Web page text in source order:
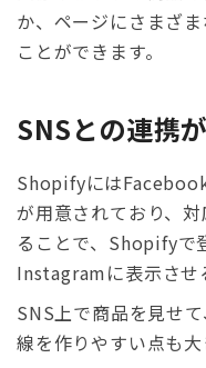
か、ページにさまざ
ことができます。
SNSとの連携
Shopifyには
が用意されており、
ることで、Shopifyで
Instagramに表示させ
SNS上で商品を見せ
線を作りやすい点も大